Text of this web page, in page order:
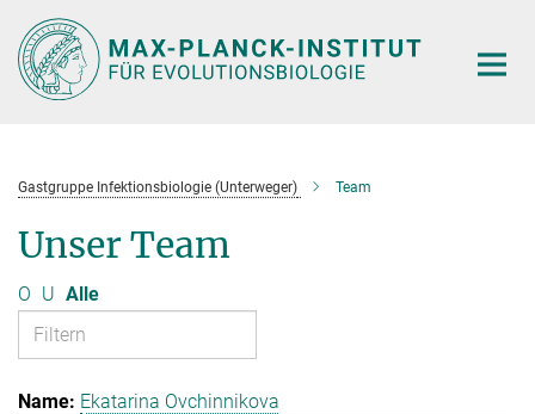
Hauptinhalt
Gastgruppe Infektionsbiologie (Unterweger) Team
Unser Team
O U Alle
Ekatarina Ovchinnikova